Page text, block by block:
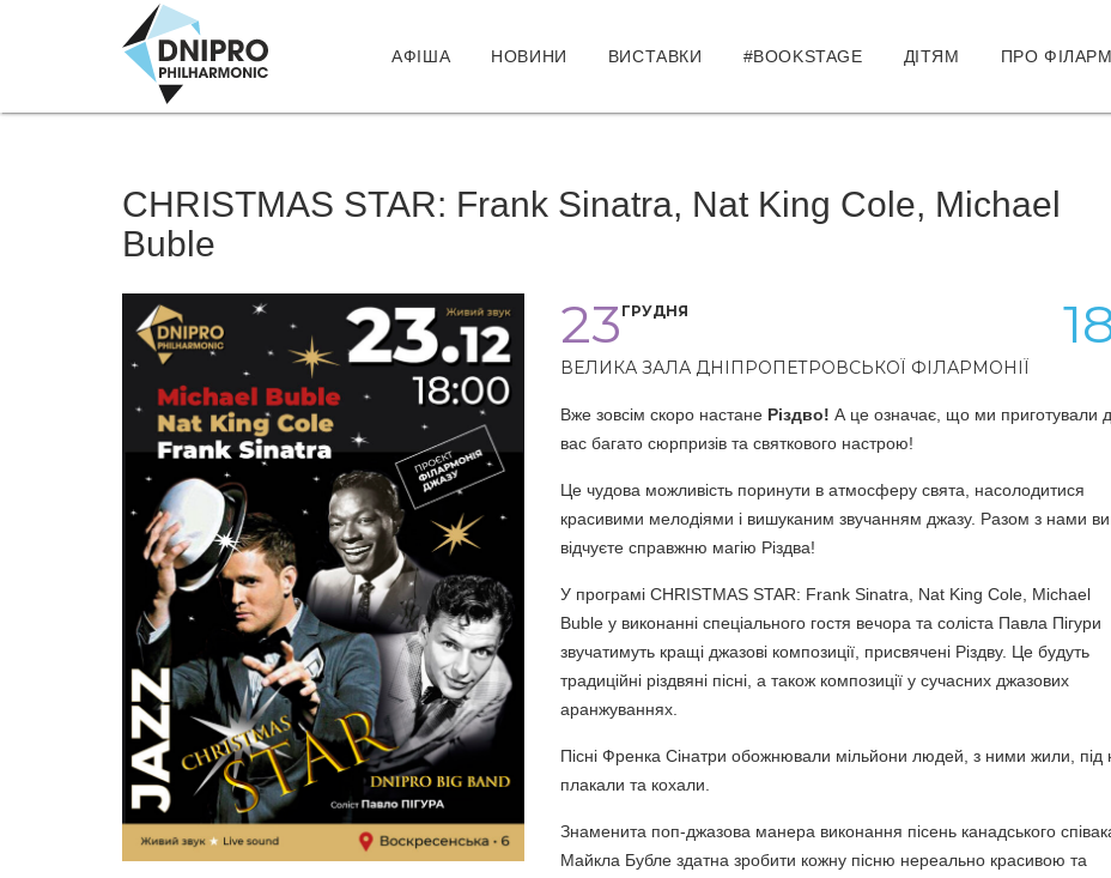
АФІША НОВИНИ ВИСТАВКИ #BOOKSTAGE ДІТЯМ ПРО
CHRISTMAS STAR: Frank Sinatra, Nat King Cole, Michael
Buble
23 ГРУДНЯ
ВЕЛИКА ЗАЛА ДНІПРОПЕТРОВСЬКОЇ ФІЛАРМОНІЇ
Вже зовсім скоро настане Різдво! А це означає, що ми приготували
вас багато сюрпризів та святкового настрою!
Це чудова можливість поринути в атмосферу свята, насолодитися
красивими мелодіями і вишуканим звучанням джазу. Разом з нами ви
відчуєте справжню магію Різдва!
У програмі CHRISTMAS STAR: Frank Sinatra, Nat King Cole, Michael
Buble у виконанні спеціального гостя вечора та соліста Павла Пігури
звучатимуть кращі джазові композиції, присвячені Різдву. Це будуть
традиційні різдвяні пісні, а також композиції у сучасних джазових
аранжуваннях.
Пісні Френка Сінатри обожнювали мільйони людей, з ними жили, під
плакали та кохали.
Знаменита поп-джазова манера виконання пісень канадського
Майкла Бубле здатна зробити кожну пісню нереально красивою та